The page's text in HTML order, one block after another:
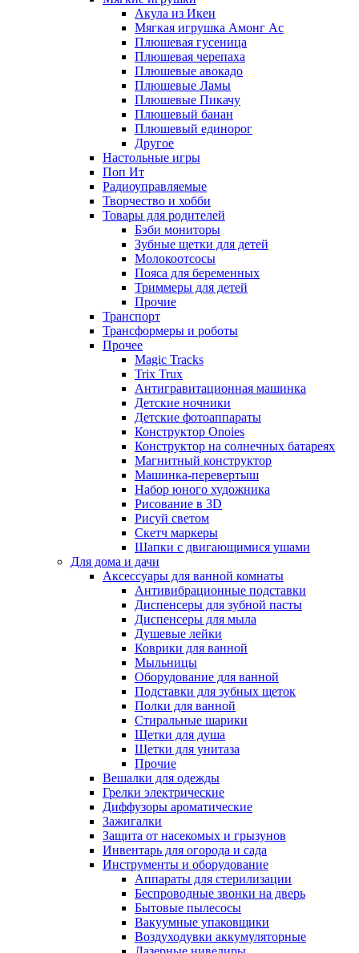
Акула из Икеи
Мягкая игрушка Амонг Ас
Плюшевая гусеница
Плюшевая черепаха
Плюшевые авокадо
Плюшевые Ламы
Плюшевые Пикачу
Плюшевый банан
Плюшевый единорог
Другое
Настольные игры
Поп Ит
Радиоуправляемые
Творчество и хобби
Товары для родителей
Бэби мониторы
Зубные щетки для детей
Молокоотсосы
Пояса для беременных
Триммеры для детей
Прочие
Транспорт
Трансформеры и роботы
Прочее
Magic Tracks
Trix Trux
Антигравитационная машинка
Детские ночники
Детские фотоаппараты
Конструктор Onoies
Конструктор на солнечных батареях
Магнитный конструктор
Машинка-перевертыш
Набор юного художника
Рисование в 3D
Рисуй светом
Скетч маркеры
Шапки с двигающимися ушами
Для дома и дачи
Аксессуары для ванной комнаты
Антивибрационные подставки
Диспенсеры для зубной пасты
Диспенсеры для мыла
Душевые лейки
Коврики для ванной
Мыльницы
Оборудование для ванной
Подставки для зубных щеток
Полки для ванной
Стиральные шарики
Щетки для душа
Щетки для унитаза
Прочие
Вешалки для одежды
Грелки электрические
Диффузоры ароматические
Зажигалки
Защита от насекомых и грызунов
Инвентарь для огорода и сада
Инструменты и оборудование
Аппараты для стерилизации
Беспроводные звонки на дверь
Бытовые пылесосы
Вакуумные упаковщики
Воздуходувки аккумуляторные